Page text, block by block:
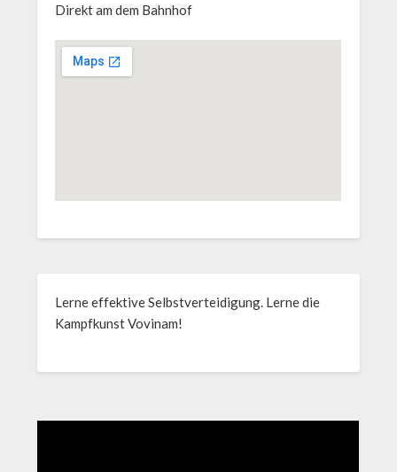
Direkt am dem Bahnhof
Lerne effektive Selbstverteidigung. Lerne die
Kampfkunst Vovinam!